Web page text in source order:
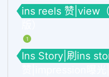
ins reels 赞|view
1
Ins Story|刷ins